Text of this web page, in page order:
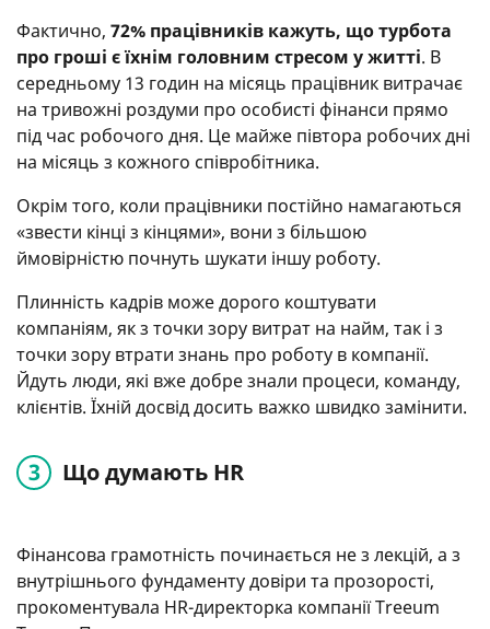
Фактично, 72% працівників кажуть, що турбота
про гроші є їхнім головним стресом у житті. В
середньому 13 годин на місяць працівник витрачає
на тривожні роздуми про особисті фінанси прямо
під час робочого дня. Це майже півтора робочих дні
на місяць з кожного співробітника.
Окрім того, коли працівники постійно намагаються
«звести кінці з кінцями», вони з більшою
ймовірністю почнуть шукати іншу роботу.
Плинність кадрів може дорого коштувати
компаніям, як з точки зору витрат на найм, так і з
точки зору втрати знань про роботу в компанії.
Йдуть люди, які вже добре знали процеси, команду,
клієнтів. Їхній досвід досить важко швидко замінити.
Що думають HR
Фінансова грамотність починається не з лекцій, а з
внутрішнього фундаменту довіри та прозорості,
прокоментувала HR-директорка компанії Treeum